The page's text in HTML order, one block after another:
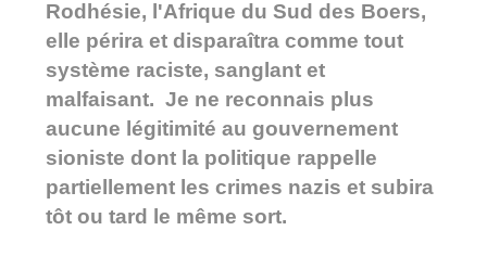
Rodhésie, l'Afrique du Sud des Boers,
elle périra et disparaîtra comme tout
système raciste, sanglant et
malfaisant. Je ne reconnais plus
aucune légitimité au gouvernement
sioniste dont la politique rappelle
partiellement les crimes nazis et subira
tôt ou tard le même sort.